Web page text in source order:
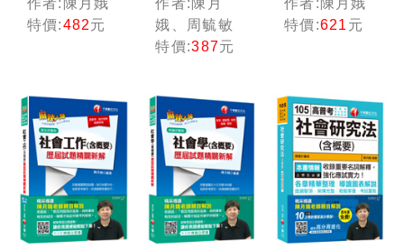
政策與人口
統計[高普
作者:陳月娥
特價:482元
源管理(含
概要)[高考
三級／地特
三等]
作者:陳月
娥、周毓敏
特價:387元
工作大意看
這本就夠了
試/各類五
等）
作者:陳月娥
特價:621 元